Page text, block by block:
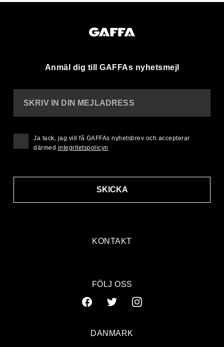
Anmäl dig till GAFFAs nyhetsmejl
KONTAKT
SKRIV IN DIN MEJLADRESS
SKICKA
Ja tack, jag vill få GAFFAs nyhetsbrev och accepterar
därmed integritetspolicyn
FÖLJ OSS
DANMARK